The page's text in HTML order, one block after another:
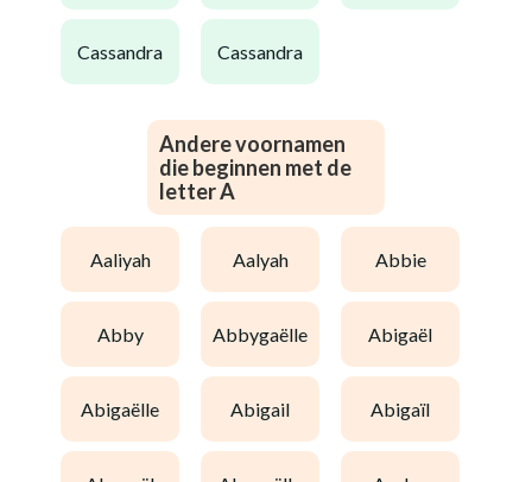
cassandra cassandra
Andere voornamen
die beginnen met de
letter A
aaliyah aalyah abbie
abby abbygaëlle abigaël
abigaëlle abigail abigaïl